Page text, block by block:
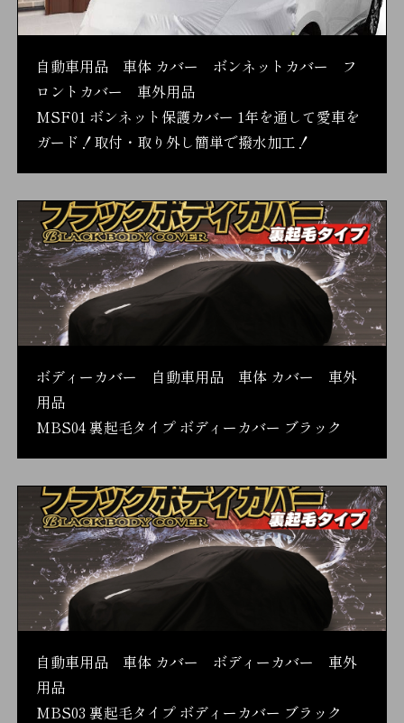
自動車用品 車体 カバー ボンネットカバー フ
ロントカバー 車外用品
MSF01 ボンネット保護カバー 1年を通して愛車を
ガード！取付・取り外し簡単で撥水加工！
ボディーカバー 自動車用品 車体 カバー 車外
用品
MBS04 裏起毛タイプ ボディーカバー ブラック
自動車用品 車体 カバー ボディーカバー 車外
用品
MBS03 裏起毛タイプ ボディーカバー ブラック